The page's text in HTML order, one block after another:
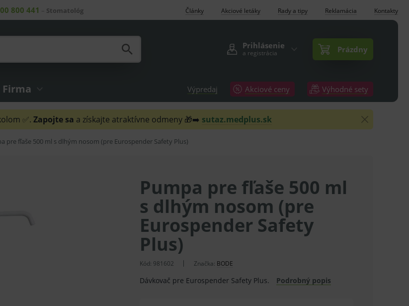
800 441 – Stomatológ Články Akciové letáky Rady a tipy Reklamácia Kontakty
Prihlásenie
a registrácia Prázdny
Firma Výpredaj Akciové ceny Výhodné sety
✅. Zapojte sa a získajte atraktívne odmeny 🎁➡️ sutaz.medplus.sk
pre fľaše 500 ml s dlhým nosom (pre Eurospender Safety Plus)
Pumpa pre fľaše 500 ml
s dlhým nosom (pre
Eurospender Safety
Plus)
Kód: 981602 Značka: BODE
Dávkovač pre Eurospender Safety Plus. Podrobný popis